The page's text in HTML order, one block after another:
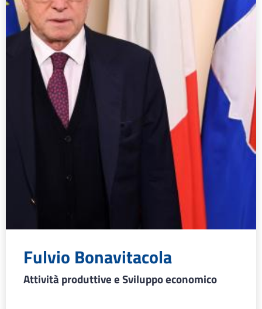
Fulvio Bonavitacola
Attività produttive e Sviluppo economico